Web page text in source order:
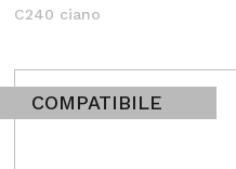
C240 ciano
COMPATIBILE